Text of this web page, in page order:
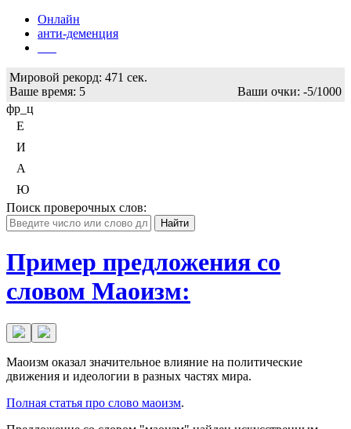
Онлайн
анти-деменция
Мировой рекорд: 471 сек.
Ваше время: 5 Ваши очки: -5/1000
фр_ц
Е
И
А
Ю
Поиск проверочных слов:
Пример предложения со
словом Маоизм:
Маоизм оказал значительное влияние на политические
движения и идеологии в разных частях мира.
Полная статья про слово маоизм.